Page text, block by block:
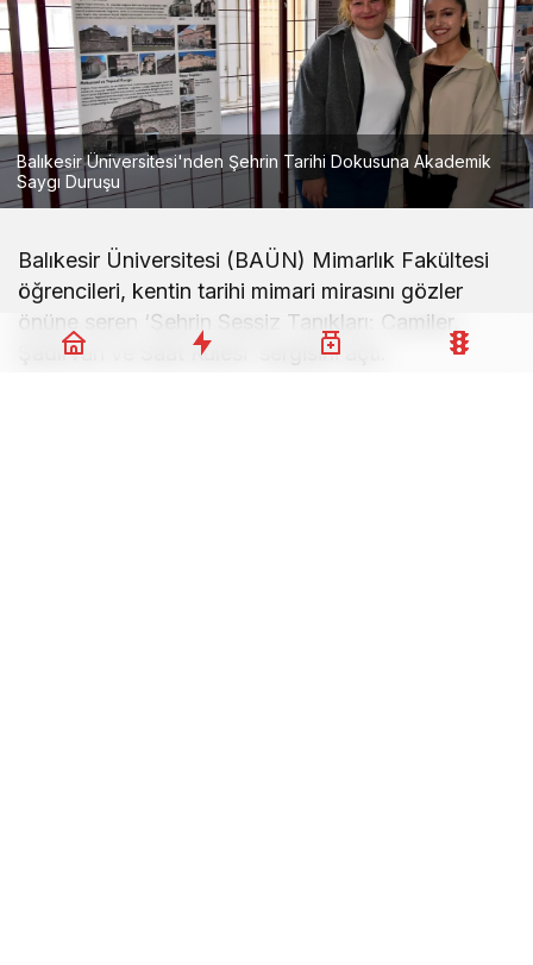
Balıkesir Üniversitesi'nden Şehrin Tarihi Dokusuna Akademik
Saygı Duruşu
Balıkesir Üniversitesi (BAÜN) Mimarlık Fakültesi
öğrencileri, kentin tarihi mimari mirasını gözler
önüne seren ‘Şehrin Sessiz Tanıkları: Camiler,
Şadırvan ve Saat Kulesi’ sergisini açtı.